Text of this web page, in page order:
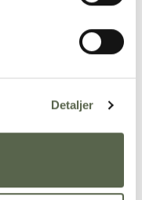
Detaljer